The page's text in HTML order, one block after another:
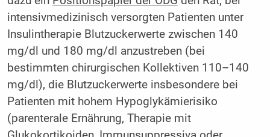
intensivmedizinisch versorgten Patienten unter
Insulintherapie Blutzuckerwerte zwischen 140
mg/dl und 180 mg/dl anzustreben (bei
bestimmten chirurgischen Kollektiven 110–140
mg/dl), die Blutzuckerwerte insbesondere bei
Patienten mit hohem Hypoglykämierisiko
(parenterale Ernährung, Therapie mit